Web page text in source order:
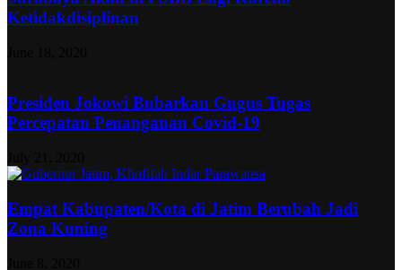
Ketidakdisiplinan
Presiden Jokowi Bubarkan Gugus Tugas
Percepatan Penanganan Covid-19
Empat Kabupaten/Kota di Jatim Berubah Jadi
Zona Kuning